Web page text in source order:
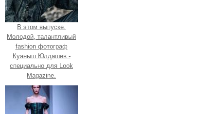
В этом выпуске.
Молодой, талантливый
fashion фотограф
Куаныш Юлдашев -
специально для Look
Magazine.